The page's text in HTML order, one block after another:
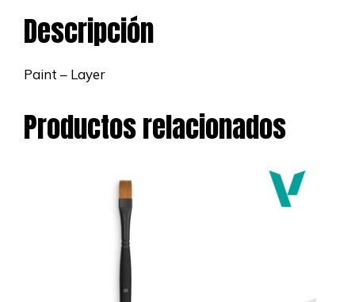
Descripción
Paint – Layer
Productos relacionados